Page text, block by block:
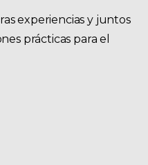
experiencias y juntos
prácticas para el